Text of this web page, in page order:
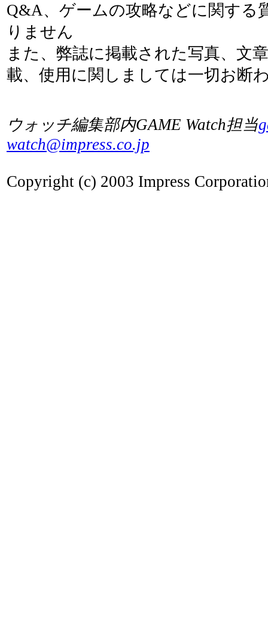
Q&A、ゲームの攻略などに関する
りません
また、弊誌に掲載された写真、文
載、使用に関しましては一切お断
ウォッチ編集部内GAME Watch担当
watch@impress.co.jp
Copyright (c) 2003 Impress